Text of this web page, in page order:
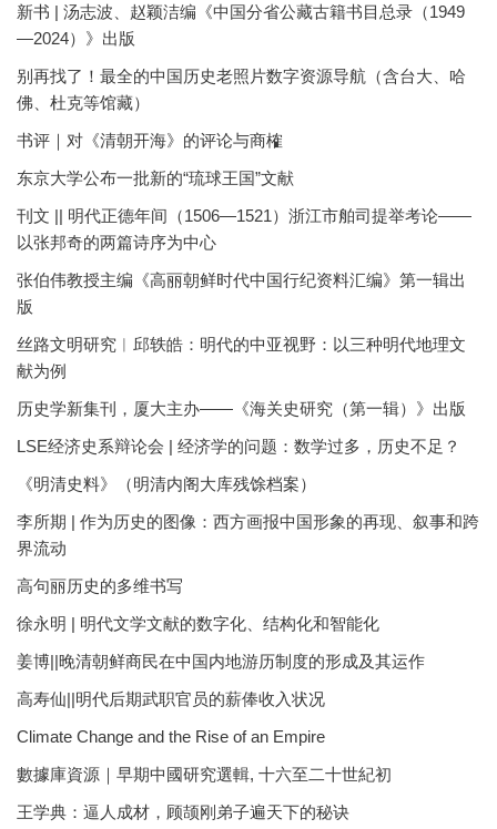
新书 | 汤志波、赵颖洁编《中国分省公藏古籍书目总录（1949
—2024）》出版
别再找了！最全的中国历史老照片数字资源导航（含台大、哈
佛、杜克等馆藏）
书评｜对《清朝开海》的评论与商榷
东京大学公布一批新的“琉球王国”文献
刊文 || 明代正德年间（1506—1521）浙江市舶司提举考论——
以张邦奇的两篇诗序为中心
张伯伟教授主编《高丽朝鲜时代中国行纪资料汇编》第一辑出
版
丝路文明研究︱邱轶皓：明代的中亚视野：以三种明代地理文
献为例
历史学新集刊，厦大主办——《海关史研究（第一辑）》出版
LSE经济史系辩论会 | 经济学的问题：数学过多，历史不足？
《明清史料》（明清内阁大库残馀档案）
李所期 | 作为历史的图像：西方画报中国形象的再现、叙事和跨
界流动
高句丽历史的多维书写
徐永明 | 明代文学文献的数字化、结构化和智能化
姜博||晚清朝鲜商民在中国内地游历制度的形成及其运作
高寿仙||明代后期武职官员的薪俸收入状况
Climate Change and the Rise of an Empire
數據庫資源｜早期中國研究選輯, 十六至二十世紀初
王学典：逼人成材，顾颉刚弟子遍天下的秘诀